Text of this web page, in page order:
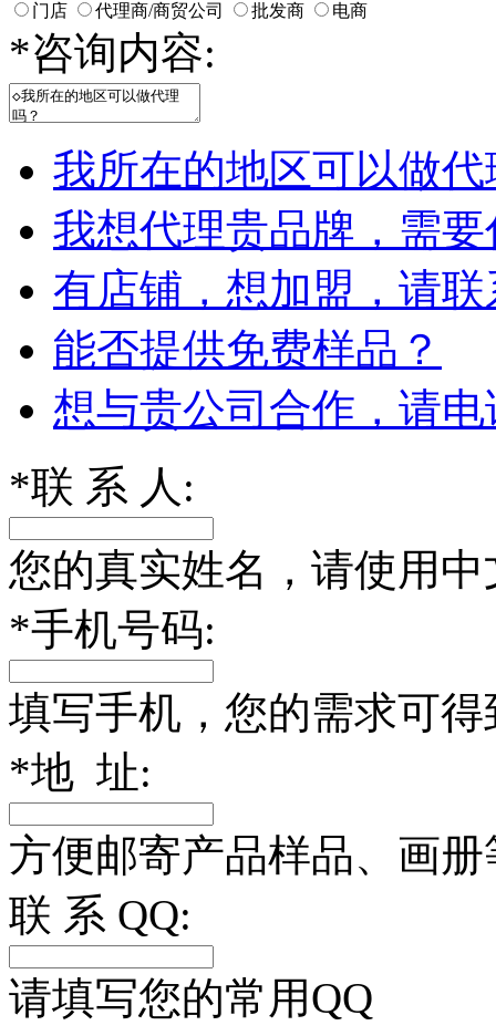
门店 代理商/商贸公司 批发商 电商
*咨询内容:
我所在的地区可以做
我想代理贵品牌，需
有店铺，想加盟，请
能否提供免费样品？
想与贵公司合作，请
*联 系 人:
您的真实姓名，请使用中
*手机号码:
填写手机，您的需求可
*地 址:
方便邮寄产品样品、画
联 系 QQ:
请填写您的常用QQ